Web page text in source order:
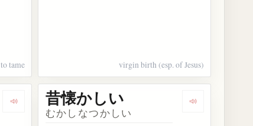
to tame virgin birth (esp. of Jesus)
Dengarkan kosakata 昔を懐かしむ Dengarkan
昔懐かしい
むかしなつかしい